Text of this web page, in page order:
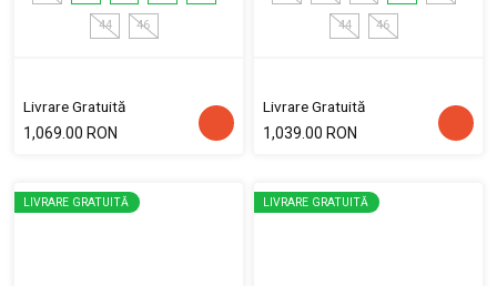
44 46
Livrare Gratuită
1,069.00 RON
44 46
Livrare Gratuită
1,039.00 RON
LIVRARE GRATUITĂ LIVRARE GRATUITĂ